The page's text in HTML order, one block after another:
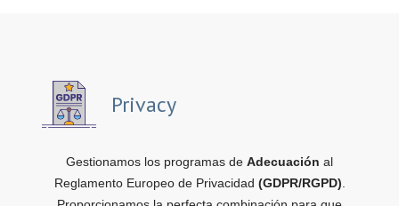
Privacy
Gestionamos los programas de Adecuación al
Reglamento Europeo de Privacidad (GDPR/RGPD)